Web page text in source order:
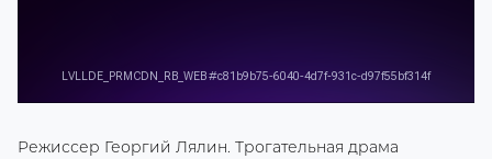
Режиссер Георгий Лялин. Трогательная драма